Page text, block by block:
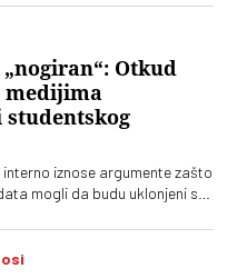
traje tihi rat o
Otkud
iznose argumente zašto
mogli da budu uklonjeni sa
da će režimski tabloidi
lansirati „megaekskluzive“